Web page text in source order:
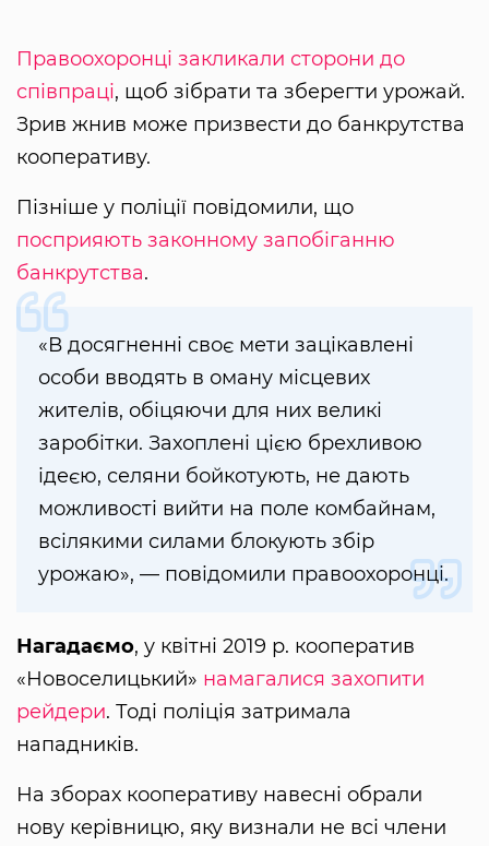
Правоохоронці закликали сторони до
співпраці, щоб зібрати та зберегти урожай.
Зрив жнив може призвести до банкрутства
кооперативу.
Пізніше у поліції повідомили, що
посприяють законному запобіганню
банкрутства.
«В досягненні своє мети зацікавлені
особи вводять в оману місцевих
жителів, обіцяючи для них великі
заробітки. Захоплені цією брехливою
ідеєю, селяни бойкотують, не дають
можливості вийти на поле комбайнам,
всілякими силами блокують збір
урожаю», — повідомили правоохоронці.
Нагадаємо, у квітні 2019 р. кооператив
«Новоселицький» намагалися захопити
рейдери. Тоді поліція затримала
нападників.
На зборах кооперативу навесні обрали
нову керівницю, яку визнали не всі члени